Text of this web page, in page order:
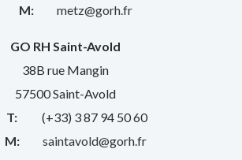
M:
metz@gorh.fr
GO RH Saint-Avold
38B rue Mangin
57500 Saint-Avold
T:
(+33) 3 87 94 50 60
M:
saintavold@gorh.fr